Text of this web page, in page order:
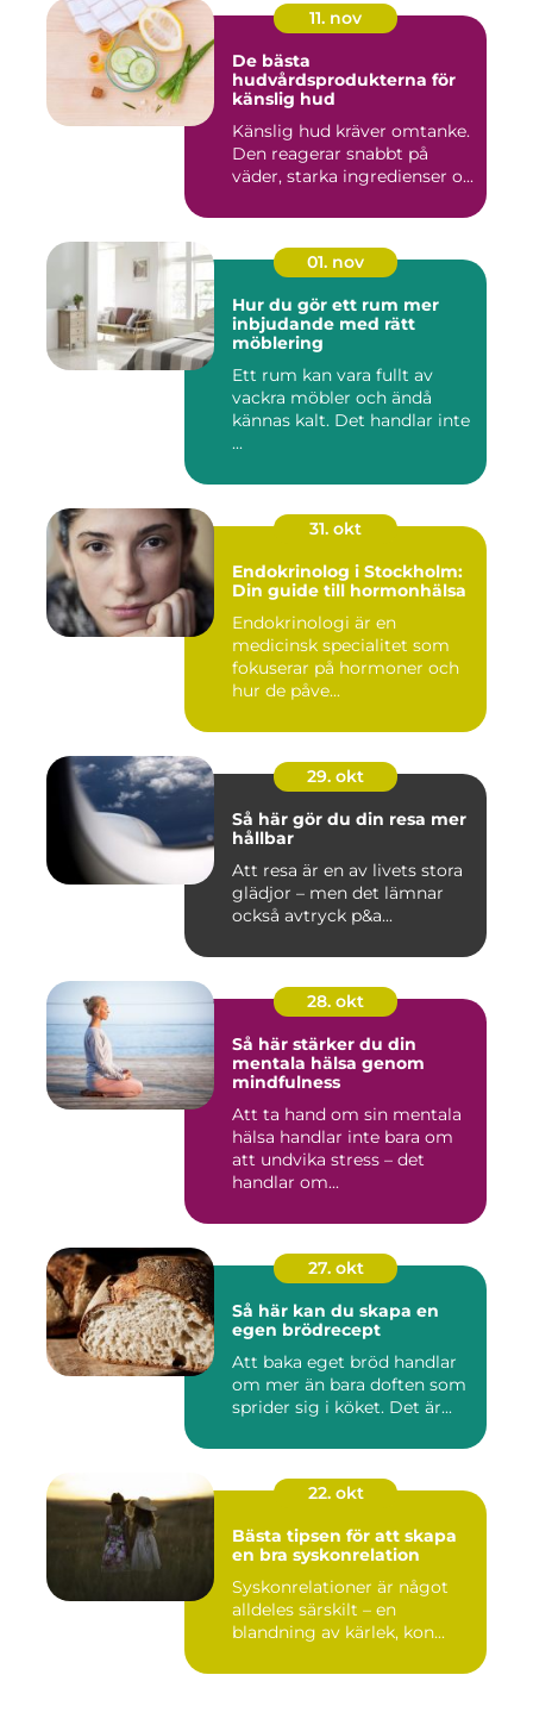
11. nov
De bästa
hudvårdsprodukterna för
känslig hud
Känslig hud kräver omtanke.
Den reagerar snabbt på
väder, starka ingredienser o...
01. nov
Hur du gör ett rum mer
inbjudande med rätt
möblering
Ett rum kan vara fullt av
vackra möbler och ändå
kännas kalt. Det handlar inte
...
31. okt
Endokrinolog i Stockholm:
Din guide till hormonhälsa
Endokrinologi är en
medicinsk specialitet som
fokuserar på hormoner och
hur de påve...
29. okt
Så här gör du din resa mer
hållbar
Att resa är en av livets stora
glädjor – men det lämnar
också avtryck p&a...
28. okt
Så här stärker du din
mentala hälsa genom
mindfulness
Att ta hand om sin mentala
hälsa handlar inte bara om
att undvika stress – det
handlar om...
27. okt
Så här kan du skapa en
egen brödrecept
Att baka eget bröd handlar
om mer än bara doften som
sprider sig i köket. Det är...
22. okt
Bästa tipsen för att skapa
en bra syskonrelation
Syskonrelationer är något
alldeles särskilt – en
blandning av kärlek, kon...